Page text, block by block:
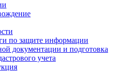
по защите информации
документации и подготовка
учета